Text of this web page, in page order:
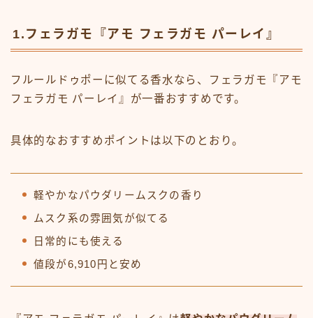
1.フェラガモ『アモ フェラガモ パーレイ』
フルールドゥポーに似てる香水なら、フェラガモ『アモ
フェラガモ パーレイ』が一番おすすめです。
具体的なおすすめポイントは以下のとおり。
軽やかなパウダリームスクの香り
ムスク系の雰囲気が似てる
日常的にも使える
値段が6,910円と安め